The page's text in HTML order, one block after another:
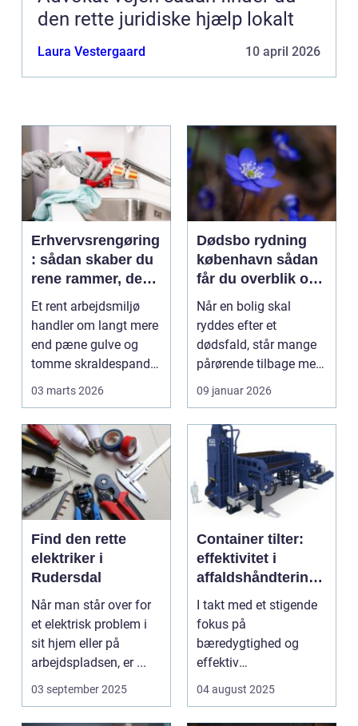
den rette juridiske hjælp lokalt
Laura Vestergaard 10 april 2026
Erhvervsrengøring
: sådan skaber du
rene rammer, der
kan mærkes på
bundlinjen
Et rent arbejdsmiljø
handler om langt mere
end pæne gulve og
tomme skraldespande.
Reng&...
03 marts 2026
Dødsbo rydning
københavn sådan
får du overblik og
professionel hjælp
Når en bolig skal
ryddes efter et
dødsfald, står mange
pårørende tilbage med
en stor praktisk
opgave...
09 januar 2026
Find den rette
elektriker i
Rudersdal
Når man står over for
et elektrisk problem i
sit hjem eller på
arbejdspladsen, er ...
03 september 2025
Container tilter:
effektivitet i
affaldshåndtering
og
ressourcegenanve
ndelse
I takt med et stigende
fokus på
bæredygtighed og
effektiv
ressourceudnyttelse
bliver spe...
04 august 2025